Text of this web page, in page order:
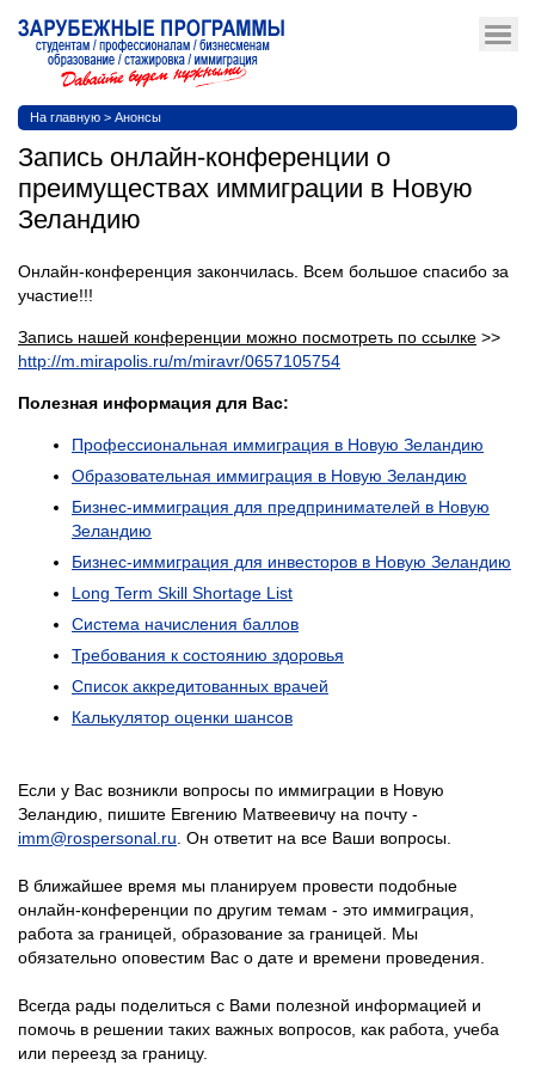
На главную > Анонсы
Запись онлайн-конференции о
преимуществах иммиграции в Новую
Зеландию
Онлайн-конференция закончилась. Всем большое спасибо за
участие!!!
Запись нашей конференции можно посмотреть по ссылке >>
http://m.mirapolis.ru/m/miravr/0657105754
Полезная информация для Вас:
Профессиональная иммиграция в Новую Зеландию
Образовательная иммиграция в Новую Зеландию
Бизнес-иммиграция для предпринимателей в Новую
Зеландию
Бизнес-иммиграция для инвесторов в Новую Зеландию
Long Term Skill Shortage List
Система начисления баллов
Требования к состоянию здоровья
Список аккредитованных врачей
Калькулятор оценки шансов
Если у Вас возникли вопросы по иммиграции в Новую
Зеландию, пишите Евгению Матвеевичу на почту -
imm@rospersonal.ru . Он ответит на все Ваши вопросы.
В ближайшее время мы планируем провести подобные
онлайн-конференции по другим темам - это иммиграция,
работа за границей, образование за границей. Мы
обязательно оповестим Вас о дате и времени проведения.
Всегда рады поделиться с Вами полезной информацией и
помочь в решении таких важных вопросов, как работа, учеба
или переезд за границу.